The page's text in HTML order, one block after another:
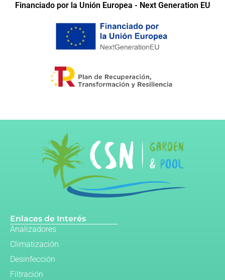
Financiado por la Unión Europea - Next Generation EU
Enlaces de Interés
Analizadores
Climatización
Desinfección
Filtración